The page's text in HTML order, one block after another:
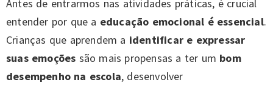
Antes de entrarmos nas atividades práticas, é crucial
entender por que a educação emocional é essencial.
Crianças que aprendem a identificar e expressar
suas emoções são mais propensas a ter um bom
desempenho na escola, desenvolver